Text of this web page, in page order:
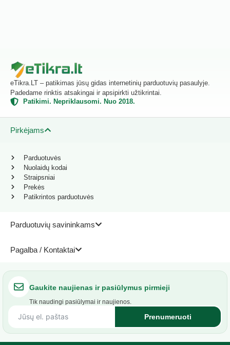
eTikra.LT – patikimas jūsų gidas internetinių parduotuvių pasaulyje.
Padedame rinktis atsakingai ir apsipirkti užtikrintai.
Patikimi. Nepriklausomi. Nuo 2018.
Pirkėjams
Parduotuvių savininkams
Pagalba / Kontaktai
Parduotuvės
Nuolaidų kodai
Straipsniai
Prekės
Patikrintos parduotuvės
Gaukite naujienas ir pasiūlymus pirmieji
Tik naudingi pasiūlymai ir naujienos.
Prenumeruoti